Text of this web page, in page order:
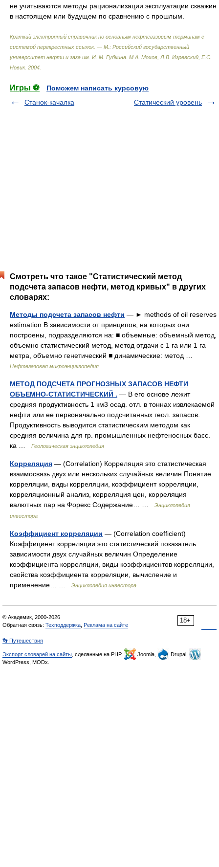
не учитываются методы рационализации эксплуатации скважин
в настоящем или будущем по сравнению с прошлым.
Краткий электронный справочник по основным нефтегазовым терминам с
системой перекрестных ссылок. — М.: Российский государственный
университет нефти и газа им. И. М. Губкина М.А. Мохов, Л.В. Игревский, Е.С.
Новик. 2004
Игры ⚽
Поможем написать курсовую
Станок-качалка
Статический уровень
Смотреть что такое "Статистический метод
подсчета запасов нефти, метод кривых" в других
словарях:
Методы подсчета запасов нефти — ► methods of oil reserves
estimation В зависимости от принципов, на которых они
построены, подразделяются на: ■ объемные: объемный метод,
объемно статистический метод, метод отдачи с 1 га или 1 га
метра, объемно генетический ■ динамические: метод …
Нефтегазовая микроэнциклопедия
МЕТОД ПОДСЧЕТА ПРОГНОЗНЫХ ЗАПАСОВ НЕФТИ
ОБЪЕМНО-СТАТИСТИЧЕСКИЙ . — В его основе лежит
средняя продуктивность 1 км3 осад. отл. в тоннах извлекаемой
нефти или ее первоначально подсчитанных геол. запасов.
Продуктивность выводится статистическим методом как
средняя величина для гр. промышленных нефтеносных басс.
ка …
Геологическая энциклопедия
Корреляция — (Correlation) Корреляция это статистическая
взаимосвязь двух или нескольких случайных величин Понятие
корреляции, виды корреляции, коэффициент корреляции,
корреляционный анализ, корреляция цен, корреляция
валютных пар на Форекс Содержание… …
Энциклопедия
инвестора
Коэффициент корреляции — (Correlation coefficient)
Коэффициент корреляции это статистический показатель
зависимости двух случайных величин Определение
коэффициента корреляции, виды коэффициентов корреляции,
свойства коэффициента корреляции, вычисление и
применение… …
Энциклопедия инвестора
18+
© Академик, 2000-2026
Обратная связь: Техподдержка Реклама на сайте
👣 Путешествия
Экспорт словарей на сайты , сделанные на PHP, Joomla,
Drupal,
WordPress, MODx.